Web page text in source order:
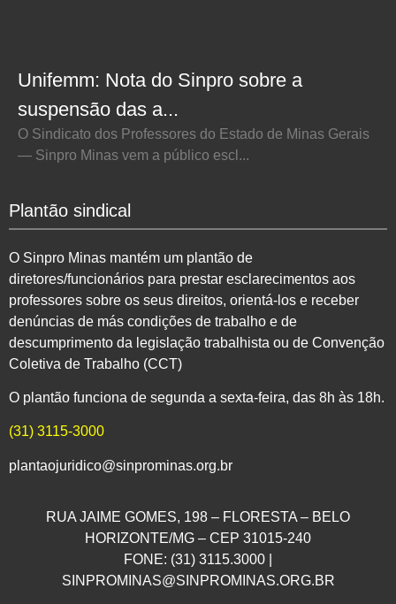
Unifemm: Nota do Sinpro sobre a
suspensão das a...
O Sindicato dos Professores do Estado de Minas Gerais
— Sinpro Minas vem a público escl...
Plantão sindical
O Sinpro Minas mantém um plantão de
diretores/funcionários para prestar esclarecimentos aos
professores sobre os seus direitos, orientá-los e receber
denúncias de más condições de trabalho e de
descumprimento da legislação trabalhista ou de Convenção
Coletiva de Trabalho (CCT)
O plantão funciona de segunda a sexta-feira, das 8h às 18h.
(31) 3115-3000
plantaojuridico@sinprominas.org.br
RUA JAIME GOMES, 198 – FLORESTA – BELO
HORIZONTE/MG – CEP 31015-240
FONE: (31) 3115.3000 |
SINPROMINAS@SINPROMINAS.ORG.BR